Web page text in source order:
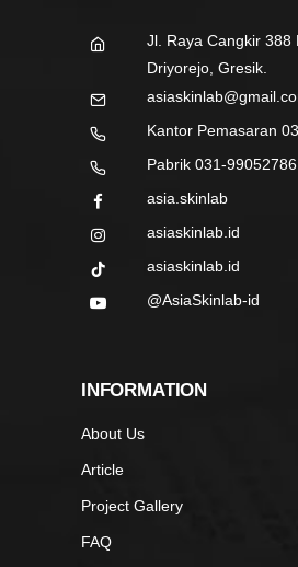
Jl. Raya Cangkir 388
Driyorejo, Gresik.
Kantor Pemasaran
Pabrik 031-99052786
asia.skinlab
asiaskinlab.id
asiaskinlab.id
@AsiaSkinlab-id
INFORMATION
About Us
Article
Project Gallery
FAQ